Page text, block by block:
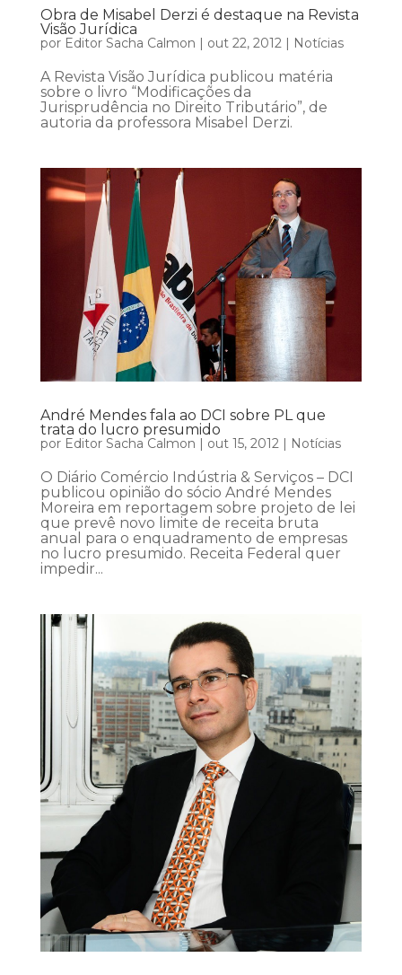
Obra de Misabel Derzi é destaque na Revista
Visão Jurídica
por Editor Sacha Calmon | out 22, 2012| Notícias
A Revista Visão Jurídica publicou matéria
sobre o livro “Modificações da
Jurisprudência no Direito Tributário”, de
autoria da professora Misabel Derzi.
André Mendes fala ao DCI sobre PL que
trata do lucro presumido
por Editor Sacha Calmon | out 15, 2012| Notícias
O Diário Comércio Indústria & Serviços – DCI
publicou opinião do sócio André Mendes
Moreira em reportagem sobre projeto de lei
que prevê novo limite de receita bruta
anual para o enquadramento de empresas
no lucro presumido. Receita Federal quer
impedir...